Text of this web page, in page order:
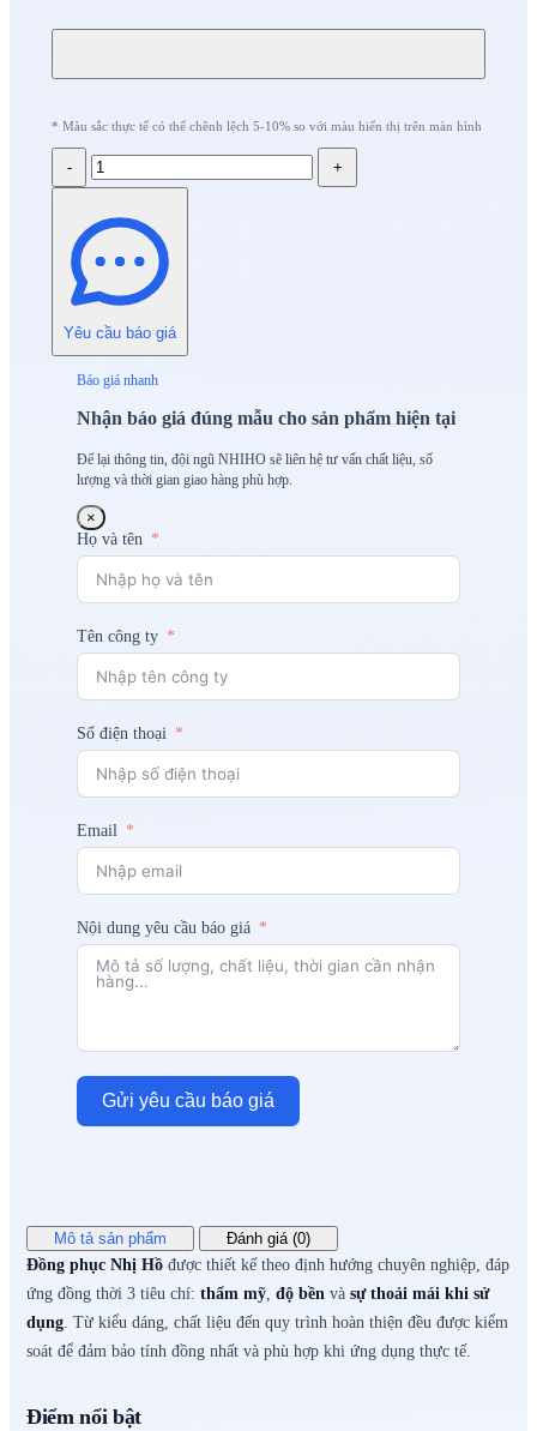
* Màu sắc thực tế có thể chênh lệch 5-10% so với màu hiển thị trên màn hình
- +
Yêu cầu báo giá
Báo giá nhanh
Nhận báo giá đúng mẫu cho sản phẩm hiện tại
Để lại thông tin, đội ngũ NHIHO sẽ liên hệ tư vấn chất liệu, số
lượng và thời gian giao hàng phù hợp.
×
Họ và tên
Tên công ty
Số điện thoại
Email
Nội dung yêu cầu báo giá
Gửi yêu cầu báo giá
Mô tả sản phẩm
Đánh giá (0)
Đồng phục Nhị Hồ được thiết kế theo định hướng chuyên nghiệp, đáp
ứng đồng thời 3 tiêu chí: thẩm mỹ, độ bền và sự thoải mái khi sử
dụng. Từ kiểu dáng, chất liệu đến quy trình hoàn thiện đều được kiểm
soát để đảm bảo tính đồng nhất và phù hợp khi ứng dụng thực tế.
Điểm nổi bật